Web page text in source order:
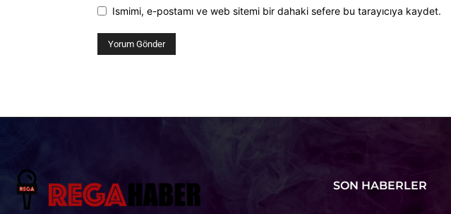
Ismimi, e-postamı ve web sitemi bir dahaki sefere bu tarayıcıya kaydet.
SON HABERLER